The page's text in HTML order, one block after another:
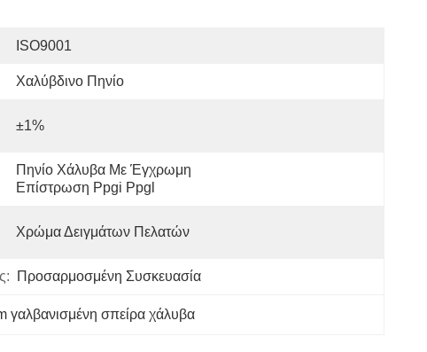
ISO9001
Χαλύβδινο Πηνίο
±1%
Πηνίο Χάλυβα Με Έγχρωμη
Επίστρωση Ppgi Ppgl
Χρώμα Δειγμάτων Πελατών
Προσαρμοσμένη Συσκευασία
γαλβανισμένη σπείρα χάλυβα